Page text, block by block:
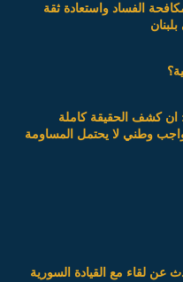
الفساد واستعادة ثقة
كشف الحقيقة كاملة
وطني لا يحتمل المساومة
لقاء مع القيادة السورية